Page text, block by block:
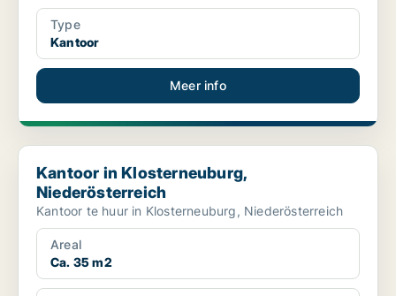
Type
Kantoor
Meer info
Kantoor in Klosterneuburg, Niederösterreich
Kantoor in Klosterneuburg,
Niederösterreich
Kantoor te huur in Klosterneuburg, Niederösterreich
Areal
Ca. 35 m2